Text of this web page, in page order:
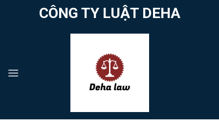
CÔNG TY LUẬT DEHA